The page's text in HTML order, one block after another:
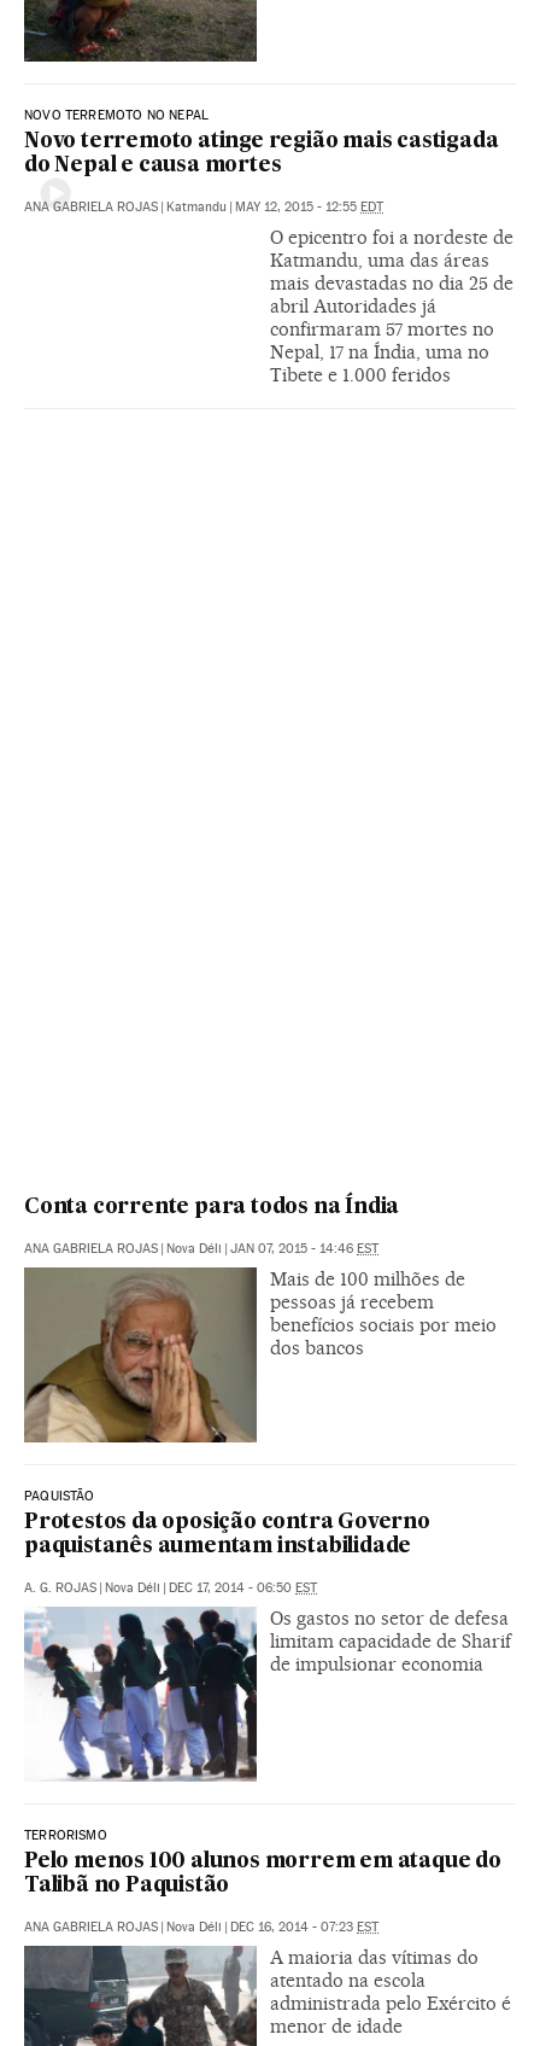
NOVO TERREMOTO NO NEPAL
Novo terremoto atinge região mais castigada
do Nepal e causa mortes
ANA GABRIELA ROJAS | Katmandu | MAY 12, 2015 - 12:55 EDT
O epicentro foi a nordeste de
Katmandu, uma das áreas
mais devastadas no dia 25 de
abril Autoridades já
confirmaram 57 mortes no
Nepal, 17 na Índia, uma no
Tibete e 1.000 feridos
Conta corrente para todos na Índia
ANA GABRIELA ROJAS | Nova Déli | JAN 07, 2015 - 14:46 EST
Mais de 100 milhões de
pessoas já recebem
benefícios sociais por meio
dos bancos
PAQUISTÃO
Protestos da oposição contra Governo
paquistanês aumentam instabilidade
A. G. ROJAS | Nova Déli | DEC 17, 2014 - 06:50 EST
Os gastos no setor de defesa
limitam capacidade de Sharif
de impulsionar economia
TERRORISMO
Pelo menos 100 alunos morrem em ataque do
Talibã no Paquistão
ANA GABRIELA ROJAS | Nova Déli | DEC 16, 2014 - 07:23 EST
A maioria das vítimas do
atentado na escola
administrada pelo Exército é
menor de idade